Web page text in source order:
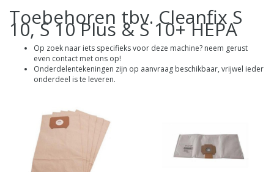
Toebehoren tbv. Cleanfix S
10, S 10 Plus & S 10+ HEPA
Op zoek naar iets specifieks voor deze machine? neem gerust
even contact met ons op!
Onderdelentekeningen zijn op aanvraag beschikbaar, vrijwel ieder
onderdeel is te leveren.